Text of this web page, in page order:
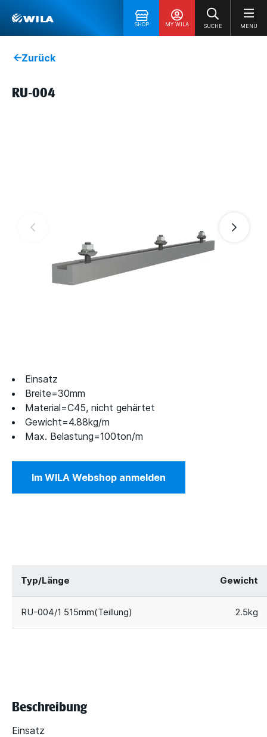
SHOP MY WILA SUCHE MENÜ
Zurück
RU-004
Einsatz
Breite=30mm
Material=C45, nicht gehärtet
Gewicht=4.88kg/m
Max. Belastung=100ton/m
Im WILA Webshop anmelden
Typ/Länge Gewicht
RU-004/1 515mm(Teillung) 2.5kg
Beschreibung
Einsatz